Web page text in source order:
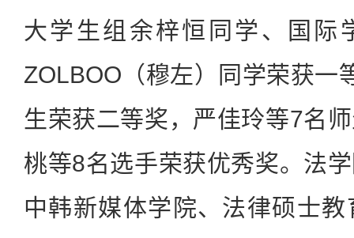
大学生组余梓恒同学、国际
ZOLBOO（穆左）同学荣获一
生荣获二等奖，严佳玲等7名
桃等8名选手荣获优秀奖。法
中韩新媒体学院、法律硕士